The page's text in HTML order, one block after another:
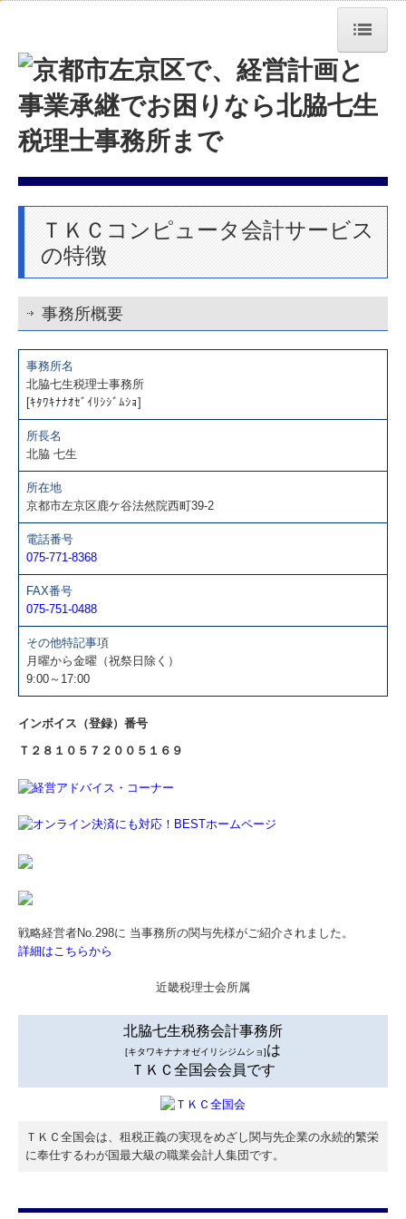
トップページ
事務所紹介
経営理念
交通案内
早期経営改善計画の策定支援
経営改善オンデマンド講座
ＴＫＣ会計サービスの特徴
黒字決算に役立つTKCシステム
TKCシステムQ&A
補助金・助成金・融資情報
財務情報システムＦＸ２
継続MASシステム
給与情報システム
事務所概要
事務所名
北脇七生税理士事務所
[ｷﾀﾜｷﾅﾅｵｾﾞｲﾘｼｼﾞﾑｼｮ]
所長名
北脇 七生
所在地
京都市左京区鹿ケ谷法然院西町39-2
電話番号
075-771-8368
FAX番号
075-751-0488
その他特記事項
月曜から金曜（祝祭日除く）
9:00～17:00
インボイス（登録）番号
Ｔ２８１０５７２００５１６９
戦略経営者No.298に 当事務所の関与先様がご紹介されました。
詳細はこちらから
近畿税理士会所属
北脇七生税務会計事務所
[キタワキナナオゼイリシジムショ]は
ＴＫＣ全国会会員です
ＴＫＣ全国会は、租税正義の実現をめざし関与先企業の永続的繁栄
に奉仕するわが国最大級の職業会計人集団です。
ＴＫＣコンピュータ会計サービス
の特徴